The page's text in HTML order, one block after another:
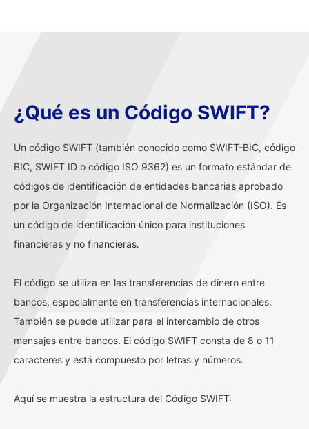
¿Qué es un Código SWIFT?
Un código SWIFT (también conocido como SWIFT-BIC, código
BIC, SWIFT ID o código ISO 9362) es un formato estándar de
códigos de identificación de entidades bancarias aprobado
por la Organización Internacional de Normalización (ISO). Es
un código de identificación único para instituciones
financieras y no financieras.
El código se utiliza en las transferencias de dinero entre
bancos, especialmente en transferencias internacionales.
También se puede utilizar para el intercambio de otros
mensajes entre bancos. El código SWIFT consta de 8 o 11
caracteres y está compuesto por letras y números.
Aquí se muestra la estructura del Código SWIFT: